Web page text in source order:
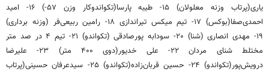
یاری(پرتاب وزنه معلولان) ۱۵- طیبه پارسا(تکواندوکار وزن ۵۷-) ۱۶- امید
احمدی‌صفا(بوکس) ۱۷- تیم میکس تیراندازی ۱۸- رامین ربیعی‌فر (وزنه برداری)
۱۹- مهدی انصاری (شنا) ۲۰- سودابه پورصادقی (تکواندو) ۲۱- تیم ۴ در صد متر
مختلط شنای مردان ۲۲- علی خدیور(دوی ۴۰۰ متر) ۲۳- علیرضا
درویش‌پور(تکواندو) ۲۴- حسین قربان‌زاده(تکواندو) ۲۵- سیدعرفان حسینی(پرتاب